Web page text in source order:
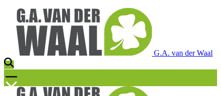
G.A. van der Waal